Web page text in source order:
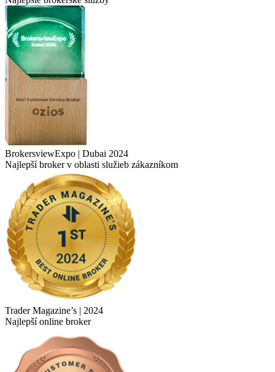
BrokersviewExpo | Dubai 2024
Najlepší broker v oblasti služieb zákazníkom
Trader Magazine’s | 2024
Najlepší online broker